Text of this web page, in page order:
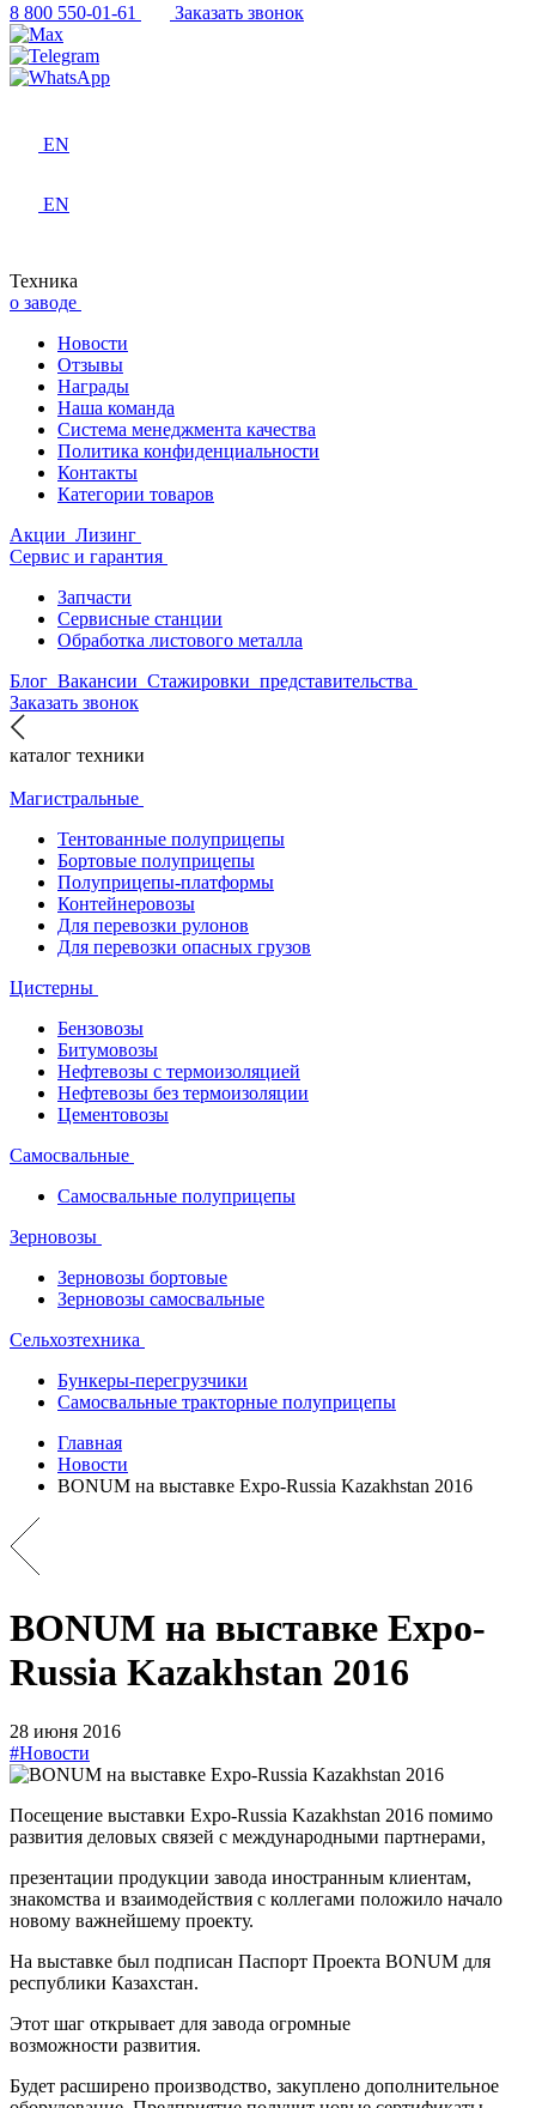
8 800 550-01-61 Заказать звонок
EN
EN
Техника
о заводе
Новости
Отзывы
Награды
Наша команда
Система менеджмента качества
Политика конфиденциальности
Контакты
Категории товаров
Акции Лизинг
Сервис и гарантия
Запчасти
Сервисные станции
Обработка листового металла
Блог Вакансии Стажировки представительства
Заказать звонок
каталог техники
Магистральные
Тентованные полуприцепы
Бортовые полуприцепы
Полуприцепы-платформы
Контейнеровозы
Для перевозки рулонов
Для перевозки опасных грузов
Цистерны
Бензовозы
Битумовозы
Нефтевозы с термоизоляцией
Нефтевозы без термоизоляции
Цементовозы
Самосвальные
Самосвальные полуприцепы
Зерновозы
Зерновозы бортовые
Зерновозы самосвальные
Сельхозтехника
Бункеры-перегрузчики
Самосвальные тракторные полуприцепы
Главная
Новости
BONUM на выставке Expo-Russia Kazakhstan 2016
BONUM на выставке Expo-
Russia Kazakhstan 2016
28 июня 2016
#Новости
Посещение выставки Expo-Russia Kazakhstan 2016 помимо
развития деловых связей с международными партнерами,
презентации продукции завода иностранным клиентам,
знакомства и взаимодействия с коллегами положило начало
новому важнейшему проекту.
На выставке был подписан Паспорт Проекта BONUM для
республики Казахстан.
Этот шаг открывает для завода огромные
возможности развития.
Будет расширено производство, закуплено дополнительное